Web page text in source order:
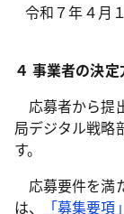
令和７年４月
４ 事業者の決定
応募者から提
局デジタル戦略
す。
応募要件を満
は、
「募集要項」